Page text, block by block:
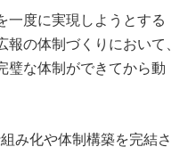
一度に実現しようとする
の体制づくりにおいて、
璧な体制ができてから動
み化や体制構築を完結さ